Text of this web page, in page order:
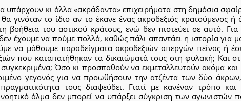
υπάρχουν κι άλλα «ακράδαντα» επιχειρήματα στη δημόσια
γινόταν το ίδιο αν το έκανε ένας ακροδεξιός κρατούμενος ή
βοήθεια του αστικού κράτους, ενώ δεν πιστεύει σε αυτό. Για
έχουμε να πούμε πολλά, καθώς πάλι απαντάει η ιστορία για
να μάθουμε παραδείγματα ακροδεξιών απεργών πείνας ή
που καταπατήθηκαν τα δικαιώματά τους στη φυλακή; Και
Όσο κι προσπαθούν να εκμεταλλευτούν ακόμα και
γεγονός για να προωθήσουν την ατζέντα των δύο
τους διαψεύδει. Γιατί με κανέναν τρόπο και
άλμα δεν μπορεί να υπάρξει σύγκριση των αγωνιστών